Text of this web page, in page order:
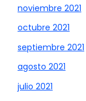
noviembre 2021
octubre 2021
septiembre 2021
agosto 2021
julio 2021